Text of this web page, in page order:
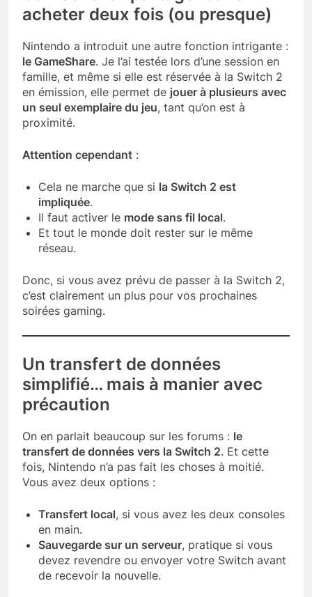
acheter deux fois (ou presque)
Nintendo a introduit une autre fonction intrigante :
le GameShare. Je l’ai testée lors d’une session en
famille, et même si elle est réservée à la Switch 2
en émission, elle permet de jouer à plusieurs avec
un seul exemplaire du jeu, tant qu’on est à
proximité.
Attention cependant :
Cela ne marche que si la Switch 2 est
impliquée.
Il faut activer le mode sans fil local.
Et tout le monde doit rester sur le même
réseau.
Donc, si vous avez prévu de passer à la Switch 2,
c’est clairement un plus pour vos prochaines
soirées gaming.
Un transfert de données
simplifié… mais à manier avec
précaution
On en parlait beaucoup sur les forums : le
transfert de données vers la Switch 2. Et cette
fois, Nintendo n’a pas fait les choses à moitié.
Vous avez deux options :
Transfert local, si vous avez les deux consoles
en main.
Sauvegarde sur un serveur, pratique si vous
devez revendre ou envoyer votre Switch avant
de recevoir la nouvelle.